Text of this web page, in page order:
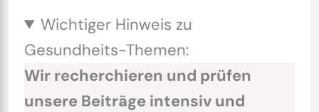
Wichtiger Hinweis zu
Gesundheits-Themen:
Wir recherchieren und prüfen
unsere Beiträge intensiv und